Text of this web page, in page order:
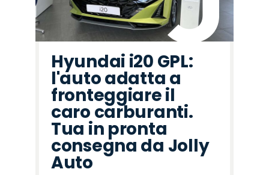
Hyundai i20 GPL:
l'auto adatta a
fronteggiare il
caro carburanti.
Tua in pronta
consegna da Jolly
Auto